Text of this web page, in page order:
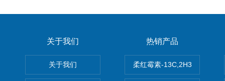
关于我们
关于我们
热销产品
柔红霉素-13C,2H3